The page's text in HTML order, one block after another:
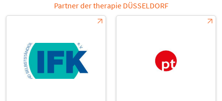
Partner der therapie DÜSSELDORF